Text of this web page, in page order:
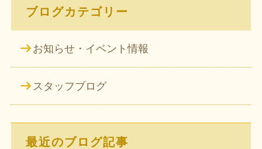
ブログカテゴリー
お知らせ・イベント情報
スタッフブログ
最近のブログ記事